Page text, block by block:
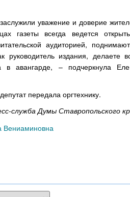
уважение и доверие
газеты всегда ведется
аудиторией,
издания, делаете
в авангарде, – подчеркнула
передала оргтехнику.
служба Думы Ставропольского
Вениаминовна